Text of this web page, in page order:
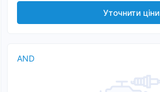
Уточнити ціни
AND